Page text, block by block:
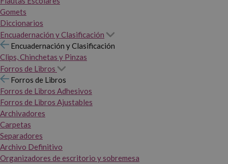
Gomets
Diccionarios
Encuadernación y Clasificación
Encuadernación y Clasificación
Clips, Chinchetas y Pinzas
Forros de Libros
Forros de Libros
Forros de Libros Adhesivos
Forros de Libros Ajustables
Archivadores
Carpetas
Separadores
Archivo Definitivo
Organizadores de escritorio y sobremesa